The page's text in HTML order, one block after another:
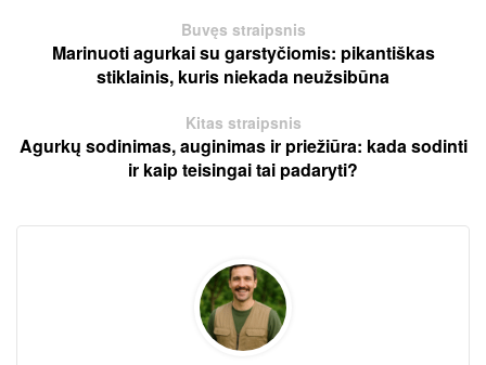
Buvęs straipsnis
Marinuoti agurkai su garstyčiomis: pikantiškas
stiklainis, kuris niekada neužsibūna
Kitas straipsnis
Agurkų sodinimas, auginimas ir priežiūra: kada sodinti
ir kaip teisingai tai padaryti?